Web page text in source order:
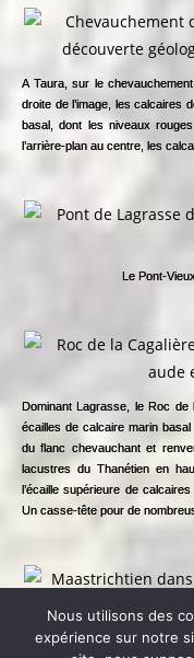
A Taura, sur le
droite de l’image, les calcaires
basal, dont les niveaux
l’arrière-plan au centre, les
Le Pont-
Dominant Lagrasse, le Roc
écailles de calcaire marin basal
du flanc chevauchant et
lacustres du Thanétien en
l’écaille supérieure de
Un casse-tête pour de
A l’entrée des gorges du
Nous utilisons des
expérience sur notre